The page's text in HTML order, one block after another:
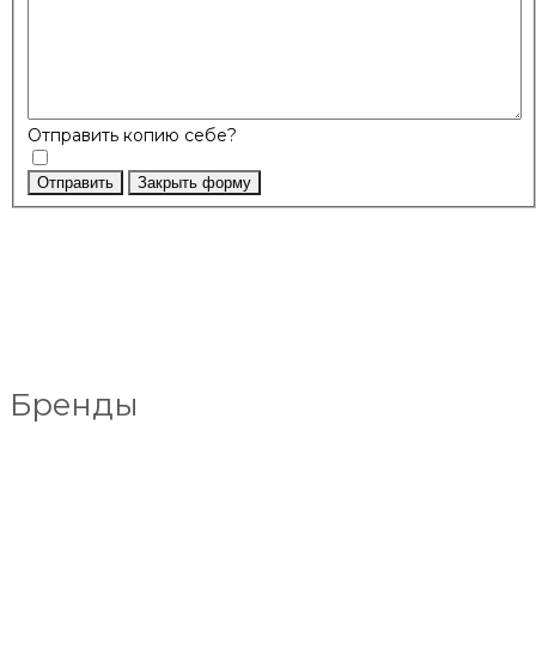
Отправить копию себе?
Отправить Закрыть форму
Бренды